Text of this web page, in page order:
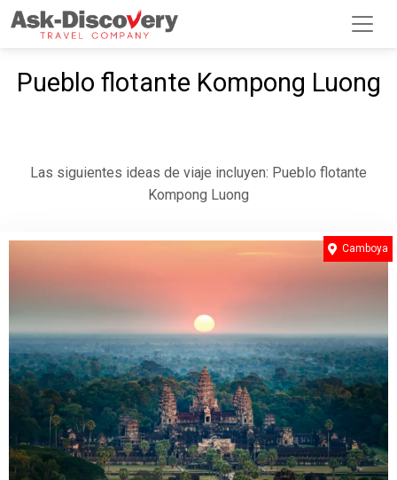
Pueblo flotante Kompong Luong
Las siguientes ideas de viaje incluyen: Pueblo flotante
Kompong Luong
Camboya